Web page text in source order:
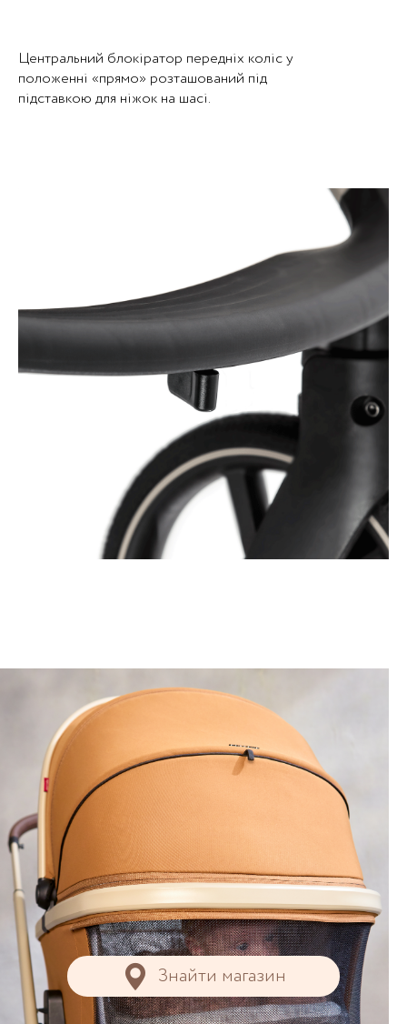
Знайти магазин
Центральний блокіратор передніх коліс у
положенні «прямо» розташований під
підставкою для ніжок на шасі.